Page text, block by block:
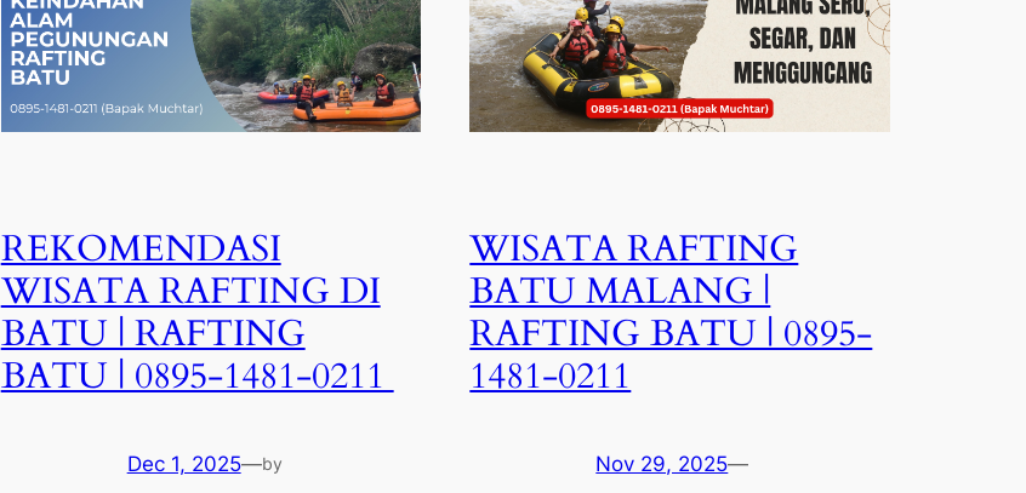
REKOMENDASI
WISATA RAFTING DI
BATU | RAFTING
BATU | 0895-1481-0211
Dec 1, 2025—by
WISATA RAFTING
BATU MALANG |
RAFTING BATU | 0895-
1481-0211
Nov 29, 2025—